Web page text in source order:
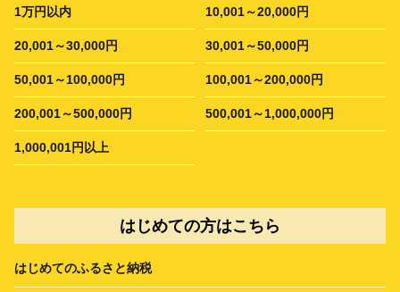
1万円以内 10,001～20,000円
20,001～30,000円 30,001～50,000円
50,001～100,000円 100,001～200,000円
200,001～500,000円 500,001～1,000,000円
1,000,001円以上
はじめての方はこちら
はじめてのふるさと納税